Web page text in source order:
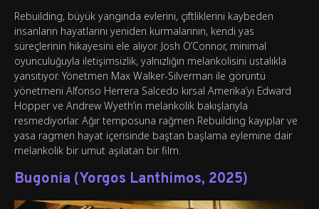
Rebuilding, büyük yangında evlerini, çiftliklerini kaybeden
insanların hayatlarını yeniden kurmalarının, kendi yas
süreçlerinin hikayesini ele alıyor. Josh O’Connor, minimal
oyunculuğuyla iletişimsizlik, yalnızlığın melankolisini ustalıkla
yansıtıyor. Yönetmen Max Walker-Silverman ile görüntü
yönetmeni Alfonso Herrera Salcedo kırsal Amerika’yı Edward
Hopper ve Andrew Wyeth’in melankolik bakışlarıyla
resmediyorlar. Ağır temposuna rağmen Rebuilding kayıplar ve
yasa ragmen hayat içerisinde baştan başlama eylemine dair
melankolik bir umut aşılatan bir film.
Bugonia (Yorgos Lanthimos, 2025)